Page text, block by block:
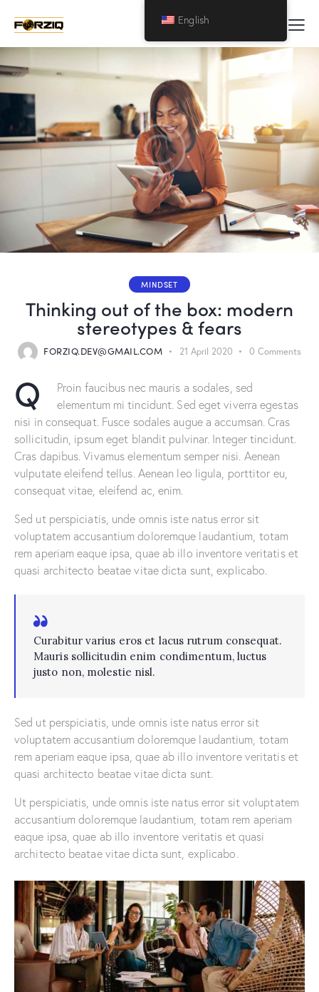
MINDSET
Thinking out of the box: modern
stereotypes & fears
FORZIQ.DEV@GMAIL.COM 21 April 2020 0 Comments
Q
Proin faucibus nec mauris a sodales, sed
elementum mi tincidunt. Sed eget viverra egestas
nisi in consequat. Fusce sodales augue a accumsan. Cras
sollicitudin, ipsum eget blandit pulvinar. Integer tincidunt.
Cras dapibus. Vivamus elementum semper nisi. Aenean
vulputate eleifend tellus. Aenean leo ligula, porttitor eu,
consequat vitae, eleifend ac, enim.
Sed ut perspiciatis, unde omnis iste natus error sit
voluptatem accusantium doloremque laudantium, totam
rem aperiam eaque ipsa, quae ab illo inventore veritatis et
quasi architecto beatae vitae dicta sunt, explicabo.
Curabitur varius eros et lacus rutrum consequat.
Mauris sollicitudin enim condimentum, luctus
justo non, molestie nisl.
Sed ut perspiciatis, unde omnis iste natus error sit
voluptatem accusantium doloremque laudantium, totam
rem aperiam eaque ipsa, quae ab illo inventore veritatis et
quasi architecto beatae vitae dicta sunt.
Ut perspiciatis, unde omnis iste natus error sit voluptatem
accusantium doloremque laudantium, totam rem aperiam
eaque ipsa, quae ab illo inventore veritatis et quasi
architecto beatae vitae dicta sunt, explicabo.
English